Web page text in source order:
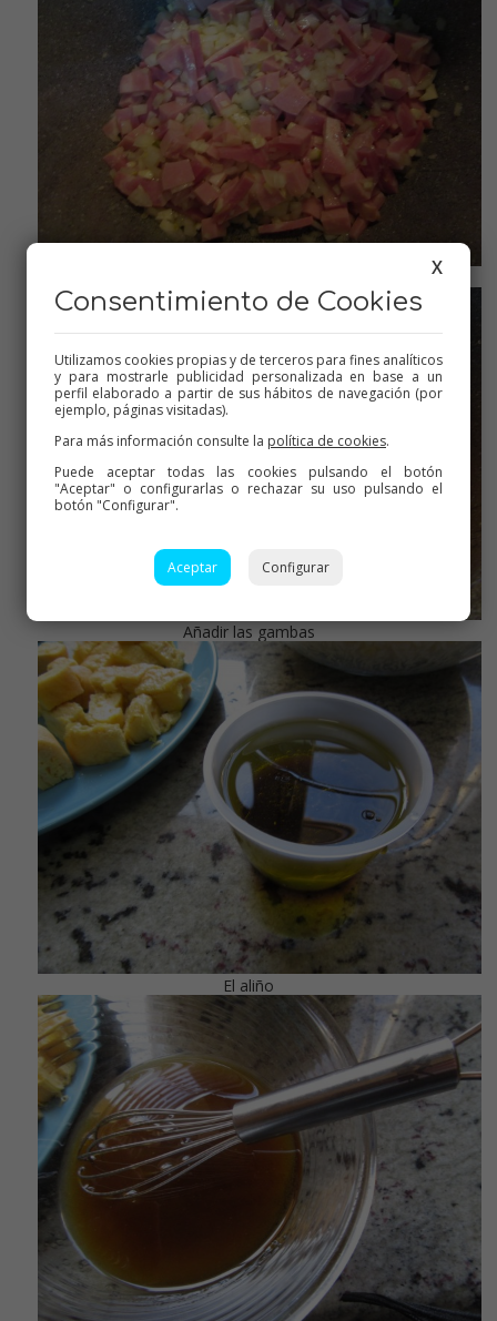
Añadir las gambas
El aliño
X
Consentimiento de Cookies
Utilizamos cookies propias y de terceros para fines analíticos
y para mostrarle publicidad personalizada en base a un
perfil elaborado a partir de sus hábitos de navegación (por
ejemplo, páginas visitadas).
Para más información consulte la política de cookies.
Puede aceptar todas las cookies pulsando el botón
"Aceptar" o configurarlas o rechazar su uso pulsando el
botón "Configurar".
Aceptar Configurar